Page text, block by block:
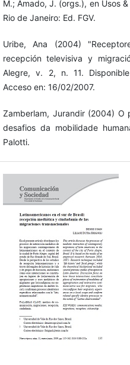
M.; Amado, J. (orgs.), en Usos
Rio de Janeiro: Ed. FGV.
Uribe, Ana (2004)
recepción televisiva y
Alegre, v. 2, n. 11.
Acceso en: 16/02/2007.
Zamberlam, Jurandir (2004) O
desafios da mobilidade
Palotti.